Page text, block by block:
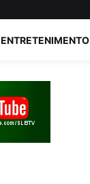
ENTRETENIMENTO